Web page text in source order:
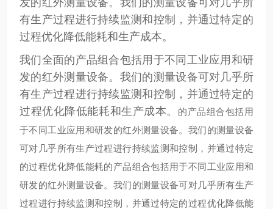
发的红外测量设备。我们的测量设备可对几乎所
有生产过程进行持续监测和控制，并通过特定的
过程优化降低能耗和生产成本。
我们全面的产品组合包括用于不同工业应用和研
发的红外测量设备。我们的测量设备可对几乎所
有生产过程进行持续监测和控制，并通过特定的
过程优化降低能耗和生产成本。
的产品组合包括用
于不同工业应用和研发的红外测量设备。我们的测量设备
可对几乎所有生产过程进行持续监测和控制，并通过特定
的过程优化降低能耗的产品组合包括用于不同工业应用和
研发的红外测量设备。我们的测量设备可对几乎所有生产
过程进行持续监测和控制，并通过特定的过程优化降低能